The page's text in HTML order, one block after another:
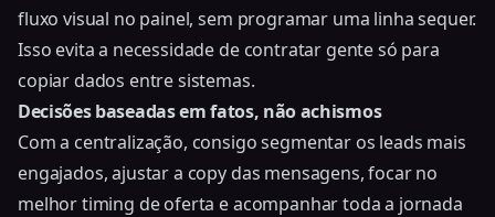
fluxo visual no painel, sem programar uma linha sequer.
Isso evita a necessidade de contratar gente só para
copiar dados entre sistemas.
Decisões baseadas em fatos, não achismos
Com a centralização, consigo segmentar os leads mais
engajados, ajustar a copy das mensagens, focar no
melhor timing de oferta e acompanhar toda a jornada